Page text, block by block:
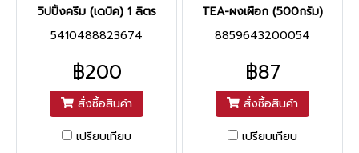
วิปปิ้งครีม (เดบิค) 1 ลิตร
5410488823674
฿200
สั่งซื้อสินค้า
เปรียบเทียบ
TEA-ผงเผือก (500กรัม)
8859643200054
฿87
สั่งซื้อสินค้า
เปรียบเทียบ